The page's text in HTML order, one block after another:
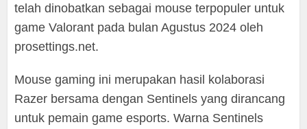
telah dinobatkan sebagai mouse terpopuler untuk
game Valorant pada bulan Agustus 2024 oleh
prosettings.net.
Mouse gaming ini merupakan hasil kolaborasi
Razer bersama dengan Sentinels yang dirancang
untuk pemain game esports. Warna Sentinels